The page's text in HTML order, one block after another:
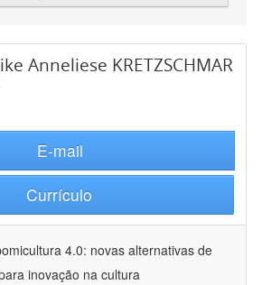
Anneliese KRETZSCHMAR
E-mail
Currículo
4.0: novas alternativas de
inovação na cultura